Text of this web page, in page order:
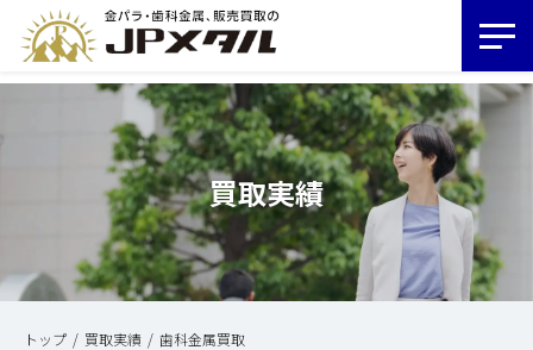
買取実績
トップ 買取実績 歯科金属買取